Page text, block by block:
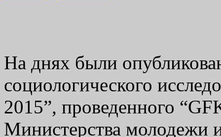
На днях были
социологического
2015”, проведенного
Министерства молодежи